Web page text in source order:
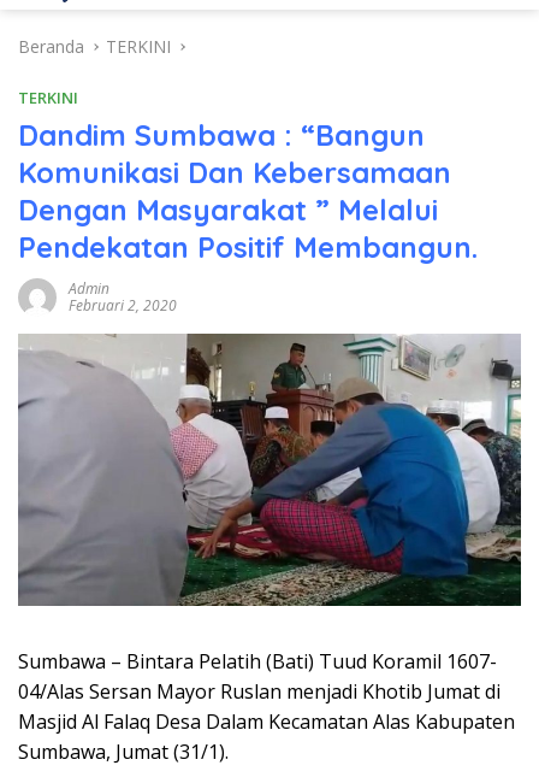
Beranda TERKINI
TERKINI
Dandim Sumbawa : “Bangun
Komunikasi Dan Kebersamaan
Dengan Masyarakat ” Melalui
Pendekatan Positif Membangun.
Admin
Februari 2, 2020
Sumbawa – Bintara Pelatih (Bati) Tuud Koramil 1607-
04/Alas Sersan Mayor Ruslan menjadi Khotib Jumat di
Masjid Al Falaq Desa Dalam Kecamatan Alas Kabupaten
Sumbawa, Jumat (31/1).